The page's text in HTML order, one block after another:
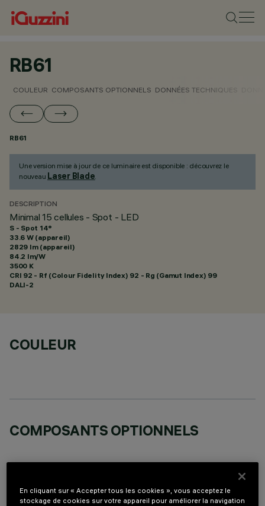
RB61
COULEUR COMPOSANTS OPTIONNELS DONNÉES TECHNIQUES
RB61
Une version mise à jour de ce luminaire est disponible : découvrez le
nouveau Laser Blade.
DESCRIPTION
Minimal 15 cellules - Spot - LED
S - Spot 14°
33.6 W (appareil)
2829 lm (appareil)
84.2 lm/W
3500 K
CRI 92 - Rf (Colour Fidelity Index) 92 - Rg (Gamut Index) 99
DALI-2
COULEUR
COMPOSANTS OPTIONNELS
En cliquant sur « Accepter tous les cookies », vous acceptez le
stockage de cookies sur votre appareil pour améliorer la navigation